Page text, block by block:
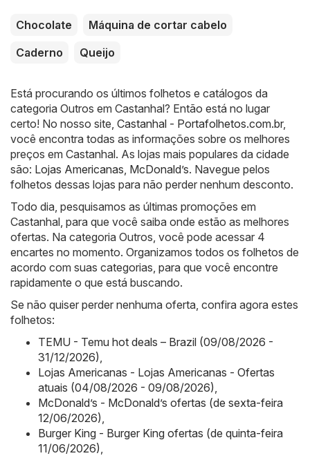
Chocolate
Máquina de cortar cabelo
Caderno
Queijo
Está procurando os últimos folhetos e catálogos da
categoria Outros em Castanhal? Então está no lugar
certo! No nosso site, Castanhal - Portafolhetos.com.br,
você encontra todas as informações sobre os melhores
preços em Castanhal. As lojas mais populares da cidade
são: Lojas Americanas McDonald’s. Navegue pelos
folhetos dessas lojas para não perder nenhum desconto.
Todo dia, pesquisamos as últimas promoções em
Castanhal, para que você saiba onde estão as melhores
ofertas. Na categoria Outros, você pode acessar 4
encartes no momento. Organizamos todos os folhetos de
acordo com suas categorias, para que você encontre
rapidamente o que está buscando.
Se não quiser perder nenhuma oferta, confira agora estes
folhetos:
TEMU - Temu hot deals – Brazil (09/08/2026 -
31/12/2026)
Lojas Americanas - Lojas Americanas - Ofertas
atuais (04/08/2026 - 09/08/2026)
McDonald’s - McDonald’s ofertas (de sexta-feira
12/06/2026)
Burger King - Burger King ofertas (de quinta-feira
11/06/2026)